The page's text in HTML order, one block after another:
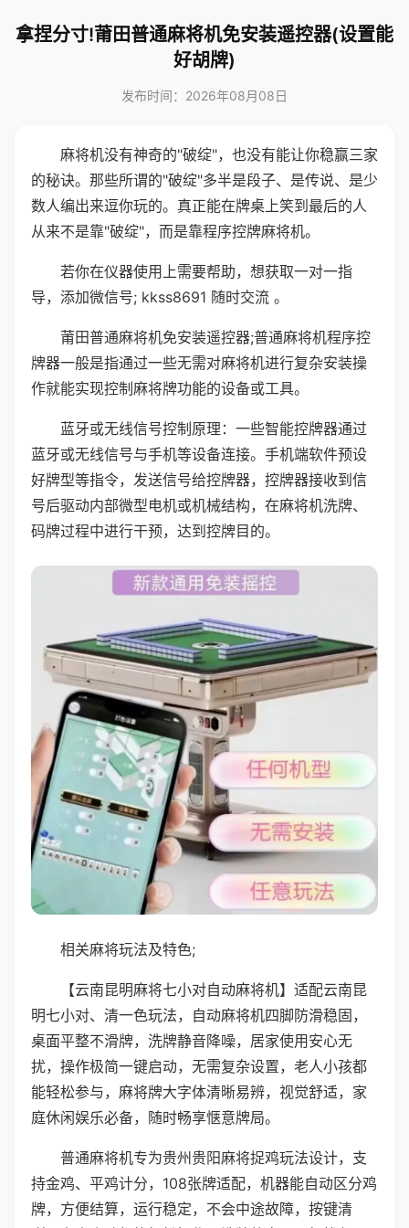
拿捏分寸!莆田普通麻将机免安装遥控器(设置能
好胡牌)
发布时间：2026年08月08日
麻将机没有神奇的"破绽"，也没有能让你稳赢三家
的秘诀。那些所谓的"破绽"多半是段子、是传说、是少
数人编出来逗你玩的。真正能在牌桌上笑到最后的人
从来不是靠"破绽"，而是靠程序控牌麻将机。
若你在仪器使用上需要帮助，想获取一对一指
导，添加微信号; kkss8691 随时交流 。
莆田普通麻将机免安装遥控器;普通麻将机程序控
牌器一般是指通过一些无需对麻将机进行复杂安装操
作就能实现控制麻将牌功能的设备或工具。
蓝牙或无线信号控制原理：一些智能控牌器通过
蓝牙或无线信号与手机等设备连接。手机端软件预设
好牌型等指令，发送信号给控牌器，控牌器接收到信
号后驱动内部微型电机或机械结构，在麻将机洗牌、
码牌过程中进行干预，达到控牌目的。
相关麻将玩法及特色;
【云南昆明麻将七小对自动麻将机】适配云南昆
明七小对、清一色玩法，自动麻将机四脚防滑稳固，
桌面平整不滑牌，洗牌静音降噪，居家使用安心无
扰，操作极简一键启动，无需复杂设置，老人小孩都
能轻松参与，麻将牌大字体清晰易辨，视觉舒适，家
庭休闲娱乐必备，随时畅享惬意牌局。
普通麻将机专为贵州贵阳麻将捉鸡玩法设计，支
持金鸡、平鸡计分，108张牌适配，机器能自动区分鸡
牌，方便结算，运行稳定，不会中途故障，按键清